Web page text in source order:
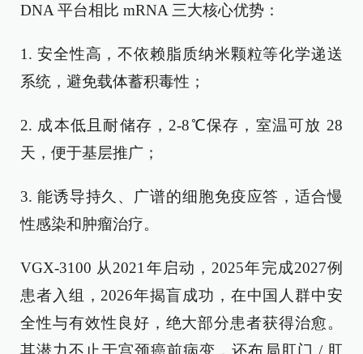
DNA 平台相比 mRNA 三大核心优势：
1. 安全性高，不依赖脂质纳米颗粒等化学递送
系统，避免载体蓄积毒性；
2. 成本低且耐储存，2-8℃保存，室温可放 28
天，便于基层推广；
3. 能诱导持久、广谱的细胞免疫应答，适合慢
性感染和肿瘤治疗。
VGX-3100 从2021年启动，2025年完成2027例
患者入组，2026年揭盲成功，在中国人群中安
全性与有效性良好，绝大部分患者获得治愈。
其潜力不止于宫颈癌前病变，还布局肛门 / 肛